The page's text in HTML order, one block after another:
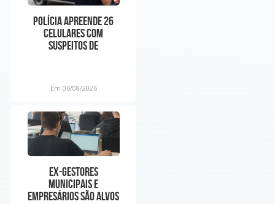
Polícia apreende 26
celulares com
suspeitos de
Em 06/08/2026
Ex-gestores
municipais e
empresários são alvos